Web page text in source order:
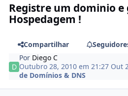
Registre um dominio e
Hospedagem !
Compartilhar
Por Diego C
Outubro 28, 2010 em 21:27 Out
de Domínios & DNS